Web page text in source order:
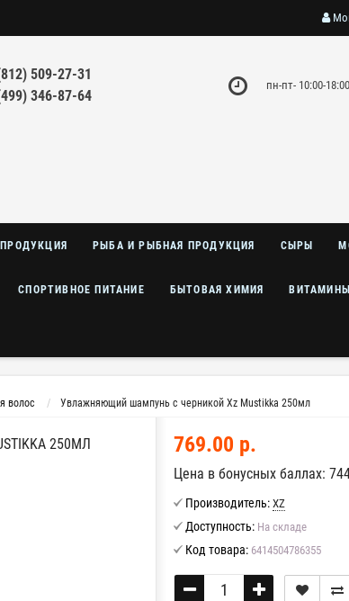
509-27-31
346-87-64
пн-пт- 10:00-18:00
РЫБА И РЫБНАЯ ПРОДУКЦИЯ СЫРЫ
СПОРТИВНОЕ ПИТАНИЕ БЫТОВАЯ ХИМИЯ ВИТАМИНЫ
волос Увлажняющий шампунь с черникой Xz Mustikka 250мл
250МЛ 769.00 р.
Цена в бонусных баллах:
Производитель: XZ
Доступность: На складе
Код товара: 6414504786355